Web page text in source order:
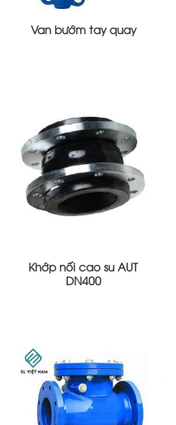
Van bướm tay quay
Khớp nối cao su AUT
DN400